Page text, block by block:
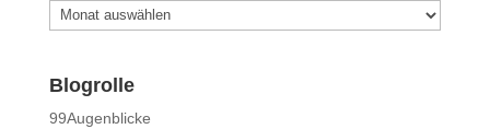
Archiv
Blogrolle
99Augenblicke